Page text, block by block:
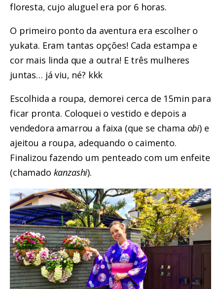
floresta, cujo aluguel era por 6 horas.
O primeiro ponto da aventura era escolher o
yukata. Eram tantas opções! Cada estampa e
cor mais linda que a outra! E três mulheres
juntas… já viu, né? kkk
Escolhida a roupa, demorei cerca de 15min para
ficar pronta. Coloquei o vestido e depois a
vendedora amarrou a faixa (que se chama obi) e
ajeitou a roupa, adequando o caimento.
Finalizou fazendo um penteado com um enfeite
(chamado kanzashi).